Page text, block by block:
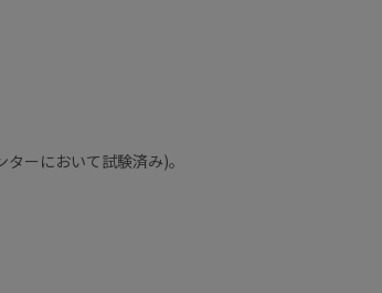
ーにおいて試験済み)。